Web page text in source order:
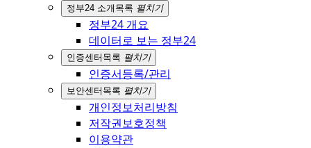
정부24 소개 목록 펼치기
정부24 개요
데이터로 보는 정부24
인증센터 목록 펼치기
인증서등록/관리
보안센터 목록 펼치기
개인정보처리방침
저작권보호정책
이용약관